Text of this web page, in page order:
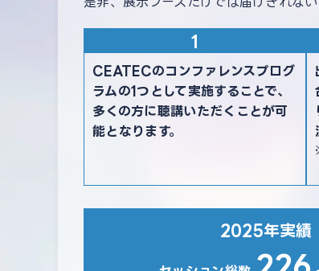
CEATECのコンファレンスプログ
ラムの1つとして実施することで、
多くの方に聴講いただくことが可
能となります。
2025年実績